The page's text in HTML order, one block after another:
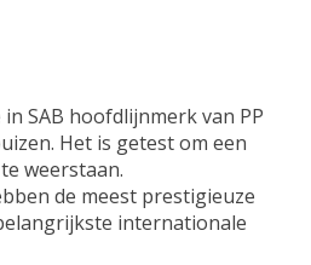
SAB hoofdlijnmerk van PP
Het is getest om een
weerstaan.
de meest prestigieuze
internationale